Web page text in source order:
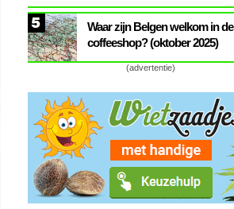
5
Waar zijn Belgen welkom in de
coffeeshop? (oktober 2025)
(advertentie)